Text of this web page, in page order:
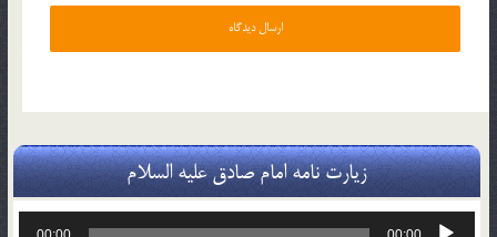
زیارت نامه امام صادق علیه السلام
پخش‌کننده